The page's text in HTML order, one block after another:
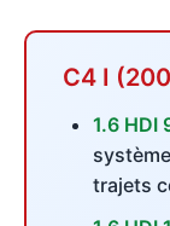
C4 I
1.6 HDI
trajets